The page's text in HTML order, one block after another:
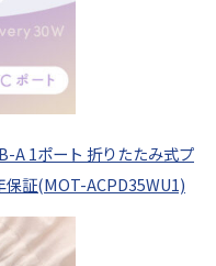
A 1ポート 折りたたみ式プ
保証(MOT-ACPD35WU1)